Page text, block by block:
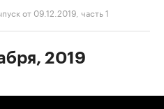
от 09.12.2019, часть 1
2019